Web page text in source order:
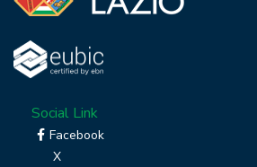
Social Link
Facebook
X